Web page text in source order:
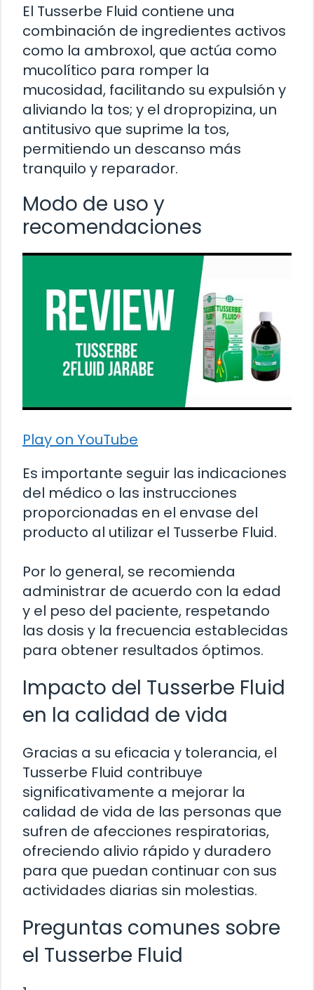
El Tusserbe Fluid contiene una
combinación de ingredientes activos
como la ambroxol, que actúa como
mucolítico para romper la
mucosidad, facilitando su expulsión y
aliviando la tos; y el dropropizina, un
antitusivo que suprime la tos,
permitiendo un descanso más
tranquilo y reparador.
Modo de uso y
recomendaciones
Play on YouTube
Es importante seguir las indicaciones
del médico o las instrucciones
proporcionadas en el envase del
producto al utilizar el Tusserbe Fluid.
Por lo general, se recomienda
administrar de acuerdo con la edad
y el peso del paciente, respetando
las dosis y la frecuencia establecidas
para obtener resultados óptimos.
Impacto del Tusserbe Fluid
en la calidad de vida
Gracias a su eficacia y tolerancia, el
Tusserbe Fluid contribuye
significativamente a mejorar la
calidad de vida de las personas que
sufren de afecciones respiratorias,
ofreciendo alivio rápido y duradero
para que puedan continuar con sus
actividades diarias sin molestias.
Preguntas comunes sobre
el Tusserbe Fluid